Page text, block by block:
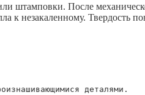
штамповки. После
к незакаленному.
деталями.